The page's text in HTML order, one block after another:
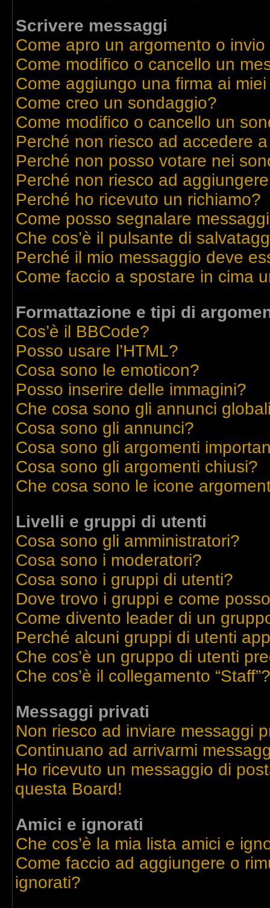
Scrivere messaggi
Come apro un argomento o
Come modifico o cancello un
Come aggiungo una firma ai
Come creo un sondaggio?
Come modifico o cancello un
Perché non riesco ad accedere
Perché non posso votare nei
Perché non riesco ad
Perché ho ricevuto un richiamo?
Come posso segnalare
Che cos’è il pulsante di
Perché il mio messaggio deve
Come faccio a spostare in cima
Formattazione e tipi di
Cos’è il BBCode?
Posso usare l’HTML?
Cosa sono le emoticon?
Posso inserire delle immagini?
Che cosa sono gli annunci
Cosa sono gli annunci?
Cosa sono gli argomenti
Cosa sono gli argomenti chiusi?
Che cosa sono le icone
Livelli e gruppi di utenti
Cosa sono gli amministratori?
Cosa sono i moderatori?
Cosa sono i gruppi di utenti?
Dove trovo i gruppi e come
Come divento leader di un
Perché alcuni gruppi di utenti
Che cos’è un gruppo di utenti
Che cos’è il collegamento “Staff”?
Messaggi privati
Non riesco ad inviare messaggi
Continuano ad arrivarmi
Ho ricevuto un messaggio di
questa Board!
Amici e ignorati
Che cos’è la mia lista amici e
Come faccio ad aggiungere o
ignorati?